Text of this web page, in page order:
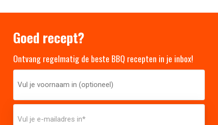
Goed recept?
Ontvang regelmatig de beste BBQ recepten in je inbox!